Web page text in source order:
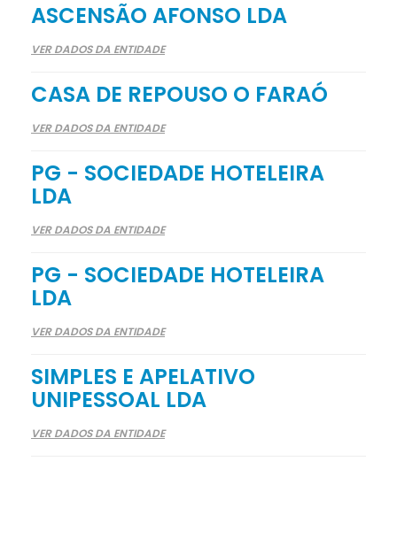
ASCENSÃO AFONSO LDA
VER DADOS DA ENTIDADE
CASA DE REPOUSO O FARAÓ
VER DADOS DA ENTIDADE
PG - SOCIEDADE HOTELEIRA
LDA
VER DADOS DA ENTIDADE
PG - SOCIEDADE HOTELEIRA
LDA
VER DADOS DA ENTIDADE
SIMPLES E APELATIVO
UNIPESSOAL LDA
VER DADOS DA ENTIDADE